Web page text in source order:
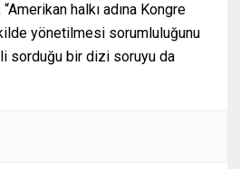
halkı adına Kongre
yönetilmesi sorumluluğunu
sorduğu bir dizi soruyu da